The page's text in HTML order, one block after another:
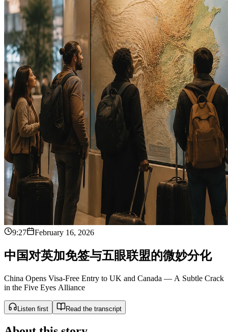
9:27 February 16, 2026
中 国对英加免签与五眼联盟的微妙分化
China Opens Visa-Free Entry to UK and Canada — A Subtle Crack
in the Five Eyes Alliance
Listen first Read the transcript